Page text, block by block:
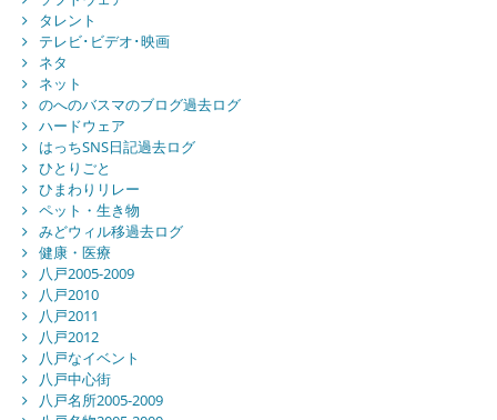
タレント
テレビ･ビデオ･映画
ネタ
ネット
のへのバスマのブログ過去ログ
ハードウェア
はっちSNS日記過去ログ
ひとりごと
ひまわりリレー
ペット・生き物
みどウィル移過去ログ
健康・医療
八戸2005-2009
八戸2010
八戸2011
八戸2012
八戸なイベント
八戸中心街
八戸名所2005-2009